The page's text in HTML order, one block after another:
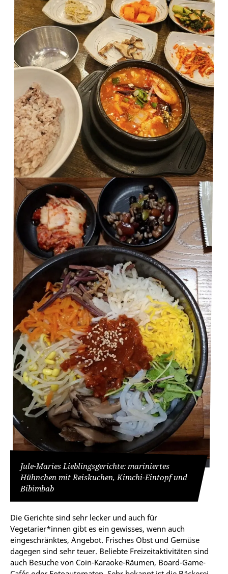
Jule-Maries Lieblingsgerichte: mariniertes
Hühnchen mit Reiskuchen, Kimchi-Eintopf und
Bibimbab
Die Gerichte sind sehr lecker und auch für
Vegetarier*innen gibt es ein gewisses, wenn auch
eingeschränktes, Angebot. Frisches Obst und Gemüse
dagegen sind sehr teuer. Beliebte Freizeitaktivitäten sind
auch Besuche von Coin-Karaoke-Räumen, Board-Game-